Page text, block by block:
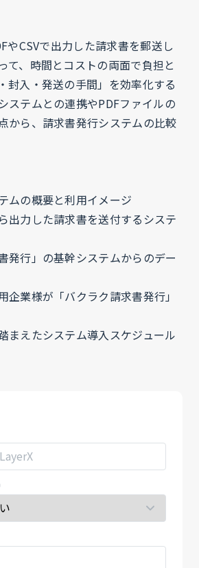
やCSVで出力した請求書を郵送し
て、時間とコストの両面で負担と
封入・発送の手間」を効率化する
ステムとの連携やPDFファイルの
から、請求書発行システムの比較
ムの概要と利用イメージ
出力した請求書を送付するシステ
発行」の基幹システムからのデー
企業様が「バクラク請求書発行」
まえたシステム導入スケジュール